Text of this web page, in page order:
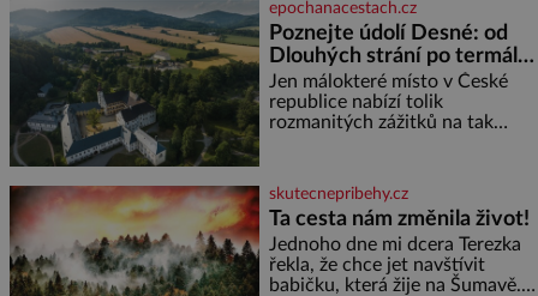
lžičku. Sama o sobě se může
zdát bezvýznamná. Teprve když
se spojí s dalšími desítkami tisíc
příslušnic svého včelstva,
vznikne jeden z
nejdokonalejších organismů
epochanacestach.cz
Poznejte údolí Desné: od
Dlouhých strání po termální
prameny
Jen málokteré místo v České
republice nabízí tolik
rozmanitých zážitků na tak
jediného dne můžete
nahlédnout do útrob jedné z
nejvýznamnějších vodních
elektráren v Evropě, vydat se na
horské hřebeny, projet se na
koloběžce a den zakončit
skutecnepribehy.cz
Ta cesta nám změnila život!
Jednoho dne mi dcera Terezka
řekla, že chce jet navštívit
babičku, která žije na Šumavě.